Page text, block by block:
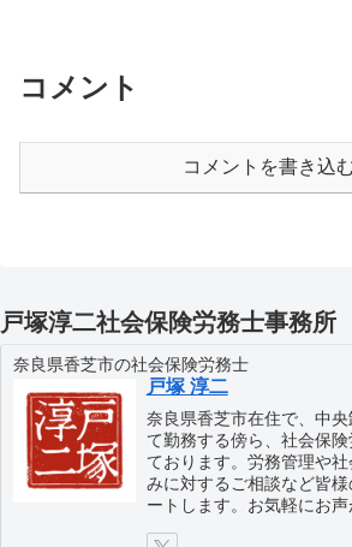
コメント
コメントを書き込
戸塚淳二社会保険労務士事務所
奈良県香芝市の社会保険労務士
戸塚 淳二
奈良県香芝市在住で、中
て勤務する傍ら、社会保
ております。労務管理や
みに対するご相談など皆
ートします。お気軽にお声